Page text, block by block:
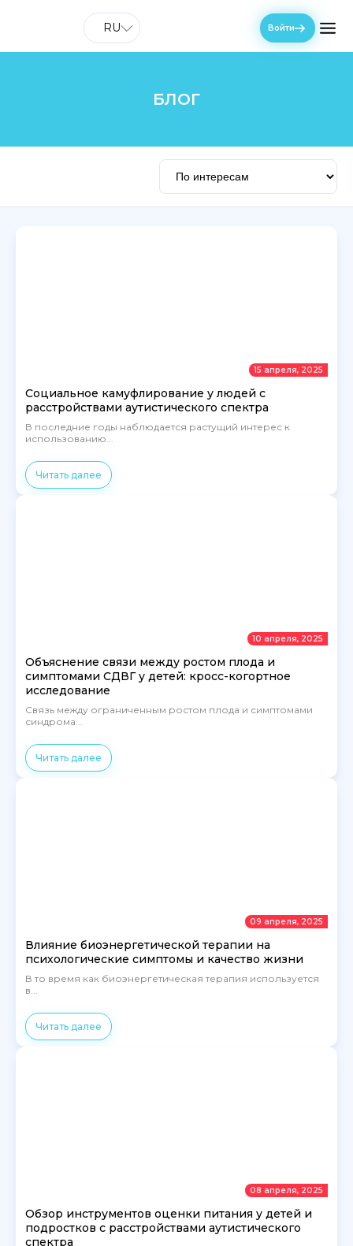
RU Войти
БЛОГ
15 апреля, 2025
Социальное камуфлирование у людей с
расстройствами аутистического спектра
В последние годы наблюдается растущий интерес к
использованию...
Читать далее
10 апреля, 2025
Объяснение связи между ростом плода и
симптомами СДВГ у детей: кросс-когортное
исследование
Связь между ограниченным ростом плода и симптомами
синдрома...
Читать далее
09 апреля, 2025
Влияние биоэнергетической терапии на
психологические симптомы и качество жизни
В то время как биоэнергетическая терапия используется
в...
Читать далее
08 апреля, 2025
Обзор инструментов оценки питания у детей и
подростков с расстройствами аутистического
спектра